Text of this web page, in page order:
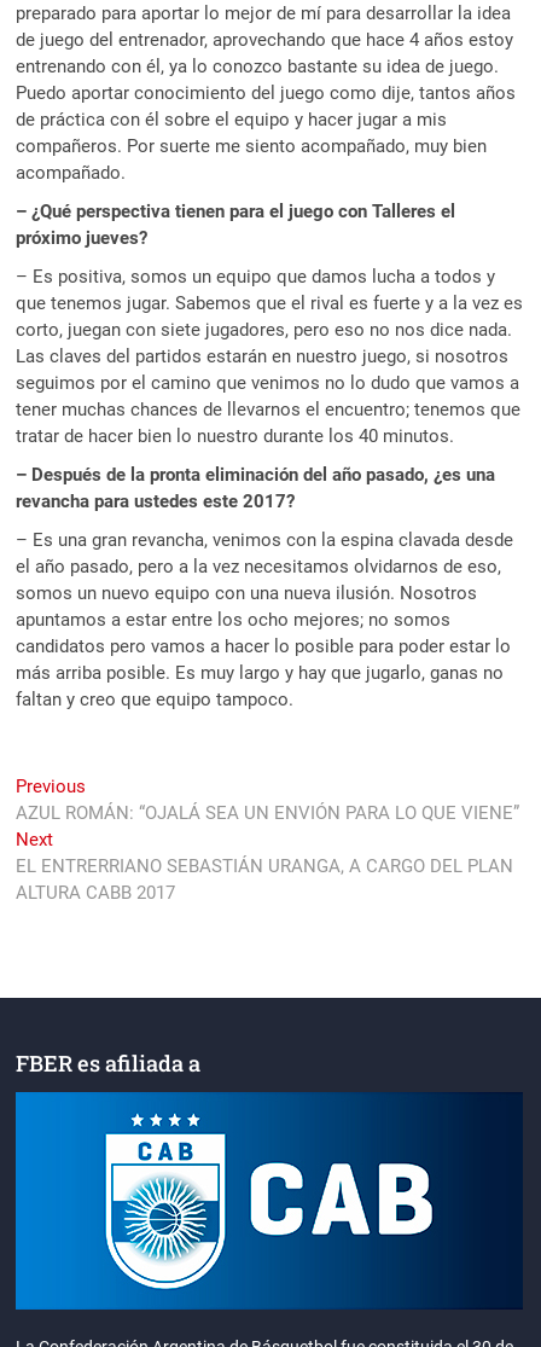
preparado para aportar lo mejor de mí para desarrollar la idea
de juego del entrenador, aprovechando que hace 4 años estoy
entrenando con él, ya lo conozco bastante su idea de juego.
Puedo aportar conocimiento del juego como dije, tantos años
de práctica con él sobre el equipo y hacer jugar a mis
compañeros. Por suerte me siento acompañado, muy bien
acompañado.
– ¿Qué perspectiva tienen para el juego con Talleres el
próximo jueves?
– Es positiva, somos un equipo que damos lucha a todos y
que tenemos jugar. Sabemos que el rival es fuerte y a la vez es
corto, juegan con siete jugadores, pero eso no nos dice nada.
Las claves del partidos estarán en nuestro juego, si nosotros
seguimos por el camino que venimos no lo dudo que vamos a
tener muchas chances de llevarnos el encuentro; tenemos que
tratar de hacer bien lo nuestro durante los 40 minutos.
– Después de la pronta eliminación del año pasado, ¿es una
revancha para ustedes este 2017?
– Es una gran revancha, venimos con la espina clavada desde
el año pasado, pero a la vez necesitamos olvidarnos de eso,
somos un nuevo equipo con una nueva ilusión. Nosotros
apuntamos a estar entre los ocho mejores; no somos
candidatos pero vamos a hacer lo posible para poder estar lo
más arriba posible. Es muy largo y hay que jugarlo, ganas no
faltan y creo que equipo tampoco.
Navegación
de
entradas
Previous
post:
AZUL ROMÁN: “OJALÁ SEA UN ENVIÓN PARA LO QUE VIENE”
NextNext
post:
EL ENTRERRIANO SEBASTIÁN URANGA, A CARGO DEL PLAN
ALTURA CABB 2017
FBER es afiliada a